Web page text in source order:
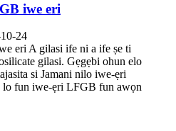
iwe eri
24
eri A gilasi ife ni a ife ṣe ti
gilasi. Gẹgẹbi ohun elo
si Jamani nilo iwe-ẹri
fun iwe-ẹri LFGB fun awọn